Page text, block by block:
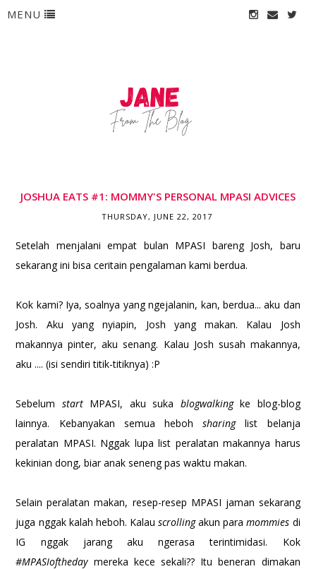
MENU
JOSHUA EATS #1: MOMMY'S PERSONAL MPASI ADVICES
THURSDAY, JUNE 22, 2017
Setelah menjalani empat bulan MPASI bareng Josh, baru
sekarang ini bisa ceritain pengalaman kami berdua.
Kok kami? Iya, soalnya yang ngejalanin, kan, berdua... aku dan
Josh. Aku yang nyiapin, Josh yang makan. Kalau Josh
makannya pinter, aku senang. Kalau Josh susah makannya,
aku .... (isi sendiri titik-titiknya) :P
Sebelum start MPASI, aku suka blogwalkingke blog-blog
lainnya. Kebanyakan semua hebohsharinglist belanja
peralatan MPASI. Nggak lupa list peralatan makannya harus
kekinian dong, biar anak seneng pas waktu makan.
Selain peralatan makan, resep-resep MPASI jaman sekarang
juga nggak kalah heboh. Kalauscrollingakun paramommies di
IG nggak jarang aku ngerasa terintimidasi. Kok
#MPASIofthedaymereka kece sekali?? Itu beneran dimakan